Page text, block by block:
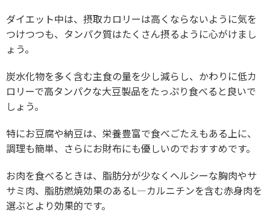
ダイエット中は、摂取カロリーは高くならないように気を
つけつつも、タンパク質はたくさん摂るように心がけまし
ょう。
炭水化物を多く含む主食の量を少し減らし、かわりに低カ
ロリーで高タンパクな大豆製品をたっぷり食べると良いで
しょう。
特にお豆腐や納豆は、栄養豊富で食べごたえもある上に、
調理も簡単、さらにお財布にも優しいのでおすすめです。
お肉を食べるときは、脂肪分が少なくヘルシーな胸肉やサ
サミ肉、脂肪燃焼効果のあるL―カルニチンを含む赤身肉を
選ぶとより効果的です。